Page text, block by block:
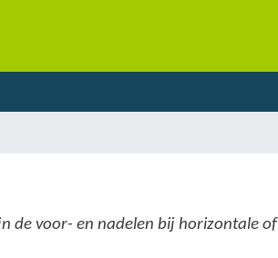
de voor- en nadelen bij horizontale of